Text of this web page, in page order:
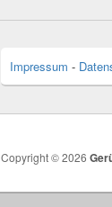
Impressum -
Copyright © 2026